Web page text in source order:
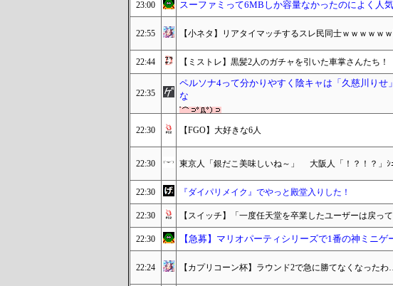
23:00 スーファミって6MBしか容量なかったのによく人
22:55 【小ネタ】リアタイマッチするスレ民同士ｗｗｗｗｗ
22:44 【ミストレ】黒髪2人のガチャを引いた車掌さんたち！
22:35
ペルソナ4って分かりやすく陰キャは「久慈川りせ
な
22:30 【FGO】大好きな6人
22:30 東京人「銀だこ美味しいね～」 大阪人「！？！？」ｼｭ
22:30 『ダイパリメイク』でやっと殿堂入りした！
22:30 【スイッチ】「一度任天堂を卒業したユーザーは戻っ
22:30 【急募】マリオパーティシリーズで1番の神ミニ
22:24 【カプリコーン杯】ラウンド2で急に勝てなくなった